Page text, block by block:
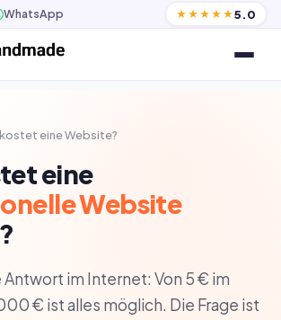
WhatsApp ★★★★★5.0
eine Website?
eine
Website
im Internet: Von 5 € im
€ ist alles möglich. Die Frage ist